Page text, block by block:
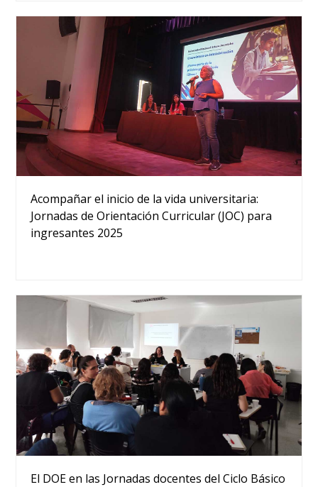
Acompañar el inicio de la vida universitaria:
Jornadas de Orientación Curricular (JOC) para
ingresantes 2025
El DOE en las Jornadas docentes del Ciclo Básico